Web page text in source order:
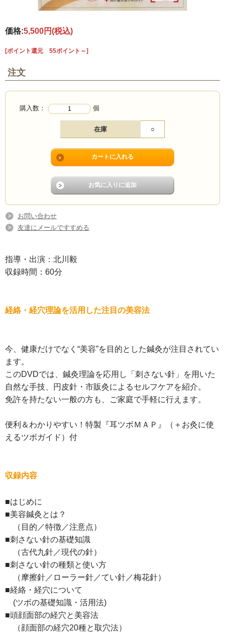
価格:5,500円(税込)
[ポイント還元 55ポイント～]
注文
購入数： 個
在庫 ○
お問い合わせ
友達にメールですすめる
指導・出演：北川毅
収録時間：60分
経絡・経穴理論を活用した注目の美容法
今、健康だけでなく“美容”を目的とした鍼灸が注目されてい
ます。
このDVDでは、鍼灸理論を応用し「刺さない針」を用いた
自然な手技、円皮針・市販灸によるセルフケアを紹介。
免許を持たない一般の方も、ご家庭で手軽に行えます。
便利＆わかりやすい！特製『耳ツボＭＡＰ』（＋お灸に使
えるツボガイド）付
収録内容
■はじめに
■美容鍼灸とは？
（目的／特徴／注意点）
■刺さない針の基礎知識
（古代九針／現代の針）
■刺さない針の種類と使い方
（摩擦針／ローラー針／てい針／梅花針）
■経絡・経穴について
(ツボの基礎知識・活用法)
■頭顔面部の経穴と美容法
（顔面部の経穴20種と取穴法）